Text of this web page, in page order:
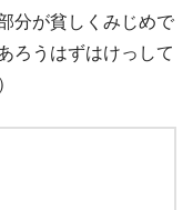
分が貧しくみじめで
ろうはずはけっして